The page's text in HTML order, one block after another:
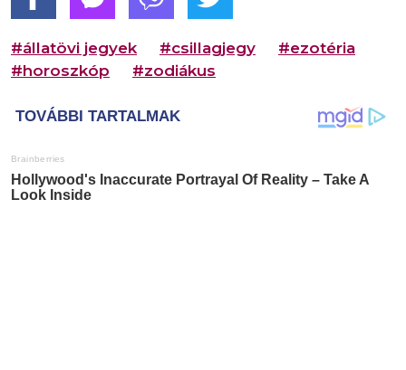
#állatövi jegyek #csillagjegy
#ezotéria
#horoszkóp
#zodiákus